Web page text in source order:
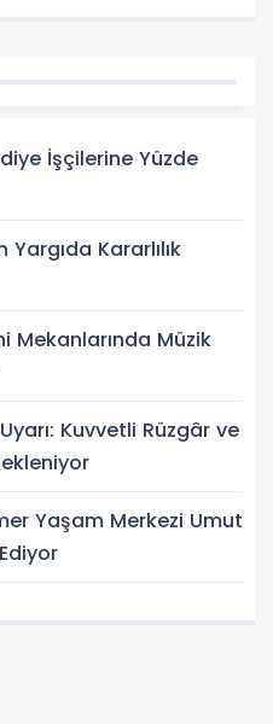
İşçilerine Yüzde
Yargıda Kararlılık
Mekanlarında Müzik
Kuvvetli Rüzgâr ve
Yaşam Merkezi Umut